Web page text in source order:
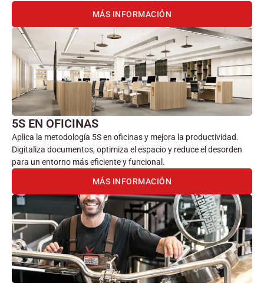
MÁS INFORMACIÓN
5S EN OFICINAS
Aplica la metodología 5S en oficinas y mejora la productividad.
Digitaliza documentos, optimiza el espacio y reduce el desorden
para un entorno más eficiente y funcional.
MÁS INFORMACIÓN